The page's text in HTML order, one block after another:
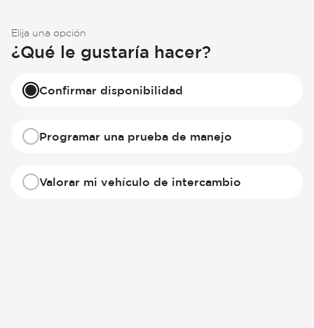
Elija una opción
¿Qué le gustaría hacer?
Confirmar disponibilidad
Programar una prueba de manejo
Valorar mi vehículo de intercambio